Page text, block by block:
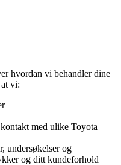
hvordan vi behandler dine
vi:
med ulike Toyota
undersøkelser og
og ditt kundeforhold